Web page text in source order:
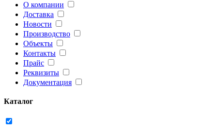
О компании
Доставка
Новости
Производство
Объекты
Контакты
Прайс
Реквизиты
Документация
Каталог